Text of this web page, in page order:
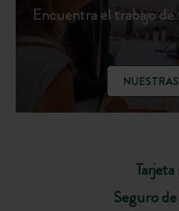
Seguro
Encuentra el trabajo